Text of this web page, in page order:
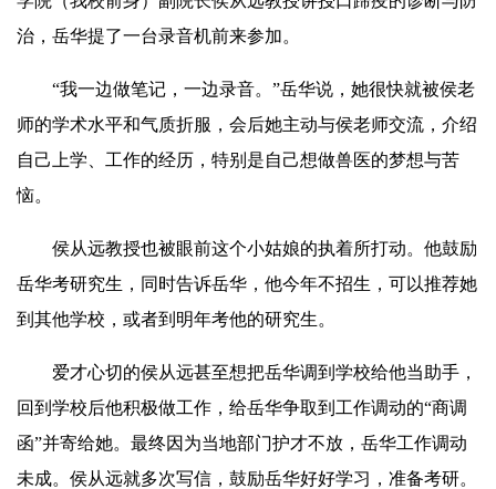
治， 岳华提了一台录音机前来参加。
“我一边做笔记，一边录音。”岳华说，她很快就被侯老
师的学术水平和气质折服，会后她主动与侯老师交流，介绍
自己上学、工作的经历，特别是自己想做兽医的梦想与苦
恼。
侯从远教授也被眼前这个小姑娘的执着所打动。他鼓励
岳华考研究生，同时告诉岳华 ，他今年不招生，可以推荐她
到其他学校，或者到明年考他的研究生。
爱才心切的侯从远甚至想把岳华调到学校给他当助手，
回到学校后他积极做工作，给岳华争取到工作调动的“商调
函”并寄给她。最终因为当地部门护才不放， 岳华工作调动
未成。侯从远就多次写信，鼓励岳华好好学习，准备考研。